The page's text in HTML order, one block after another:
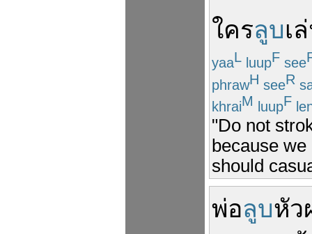
ใครลูบเ
yaaL luupF see
phrawH seeR
khraiM luupF
"Do not
because
should
พ่อลูบหัว